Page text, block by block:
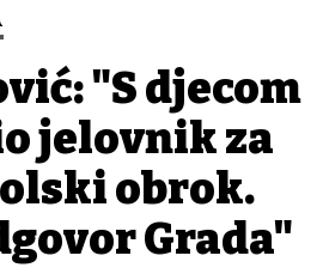
"S djecom
jelovnik za
obrok.
Grada"